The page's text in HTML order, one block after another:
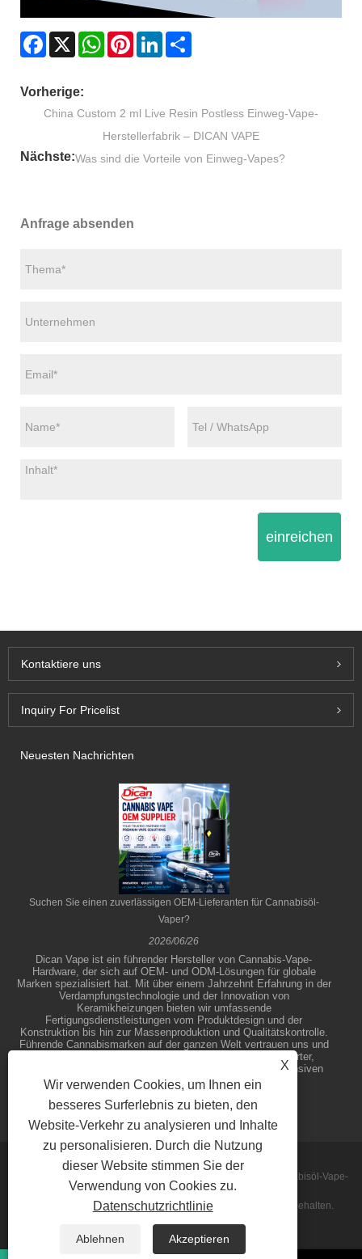
Facebook
X WhatsAppPinterestLinkedIn
Vorherige:
China Custom 2 ml Live Resin Postless Einweg-Vape-
Herstellerfabrik – DICAN VAPE
Nächste:Was sind die Vorteile von Einweg-Vapes?
Anfrage absenden
einreichen
Kontaktiere uns
Inquiry For Pricelist
Neuesten Nachrichten
Suchen Sie einen zuverlässigen OEM-Lieferanten für Cannabisöl-
Vaper?
2026/06/26
Dican Vape ist ein führender Hersteller von Cannabis-Vape-
Hardware, der sich auf OEM- und ODM-Lösungen für globale
Marken spezialisiert hat. Mit über einem Jahrzehnt Erfahrung in der
Verdampfungstechnologie und der Innovation von
Keramikheizungen bieten wir umfassende
Fertigungsdienstleistungen vom Produktdesign und der
Konstruktion bis hin zur Massenproduktion und Qualitätskontrolle.
Führende Cannabismarken auf der ganzen Welt vertrauen uns und
wir sind bestrebt, Partner bei der Entwicklung differenzierter,
leistungsstarker Vape-Produkte in einem wettbewerbsintensiven
Markt zu unterstützen.
Copyright © 2026 Shenzhen Dican Technology Co., Ltd. - Cannabisöl-Vape-
Stifte, Konzentrat-Vaporizer, Einweg-Vapes – Alle Rechte vorbehalten.
Sitemap
X
Wir verwenden Cookies, um Ihnen ein
besseres Surferlebnis zu bieten, den
Website-Verkehr zu analysieren und Inhalte
zu personalisieren. Durch die Nutzung
dieser Website stimmen Sie der
Verwendung von Cookies zu.
Datenschutzrichtlinie
Ablehnen Akzeptieren